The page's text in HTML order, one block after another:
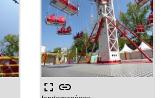
fullscreen link